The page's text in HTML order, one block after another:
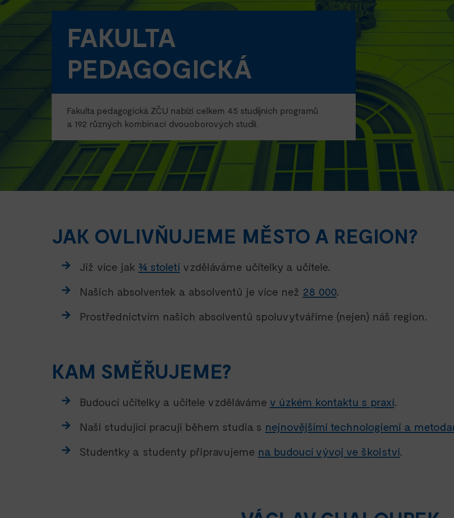
FAKULTA
PEDAGOGICKÁ
Fakulta pedagogická ZČU nabízí celkem 45 studijních programů
a 192 různých kombinací dvouoborových studií.
JAK OVLIVŇUJEME MĚSTO A REGION?
Již více jak 3/4 století vzděláváme učitelky a učitele.
Našich absolventek a absolventů je více než 28 000.
Prostřednictvím našich absolventů spoluvytváříme (nejen) náš region.
KAM SMĚŘUJEME?
Budoucí učitelky a učitele vzděláváme v úzkém kontaktu s praxí.
Naši studující pracují během studia s nejnovějšími technologiemi a
Studentky a studenty připravujeme na budoucí vývoj ve školství.